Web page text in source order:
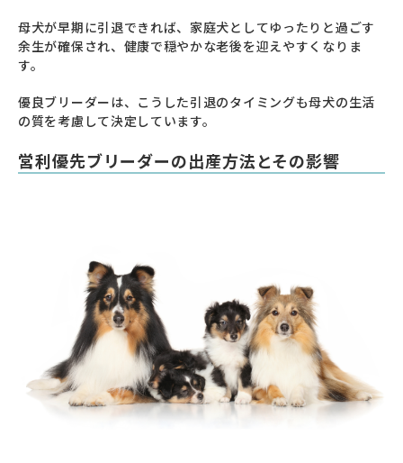
母犬が早期に引退できれば、家庭犬としてゆったりと過ごす
余生が確保され、健康で穏やかな老後を迎えやすくなりま
す。
優良ブリーダーは、こうした引退のタイミングも母犬の生活
の質を考慮して決定しています。
営利優先ブリーダーの出産方法とその影響